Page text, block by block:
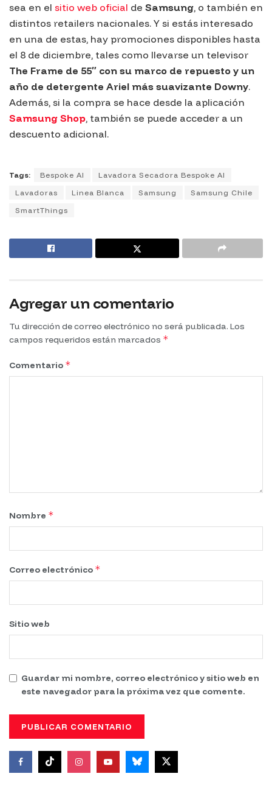
sea en el sitio web oficial de Samsung, o también en
distintos retailers nacionales. Y si estás interesado
en una de estas, hay promociones disponibles hasta
el 8 de diciembre, tales como llevarse un televisor
The Frame de 55″ con su marco de repuesto y un
año de detergente Ariel más suavizante Downy.
Además, si la compra se hace desde la aplicación
Samsung Shop, también se puede acceder a un
descuento adicional.
Tags: Bespoke AI
Lavadora Secadora Bespoke AI
Lavadoras
Linea Blanca Samsung
Samsung Chile
SmartThings
Agregar un comentario
Tu dirección de correo electrónico no será publicada. Los
campos requeridos están marcados *
Comentario *
Nombre *
Correo electrónico *
Sitio web
Guardar mi nombre, correo electrónico y sitio web en
este navegador para la próxima vez que comente.